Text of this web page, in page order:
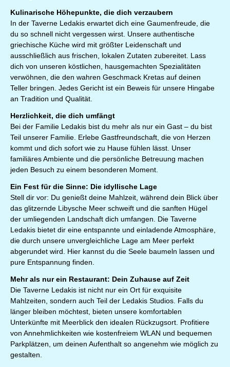
Kulinarische Höhepunkte, die dich verzaubern
In der Taverne Ledakis erwartet dich eine Gaumenfreude, die
du so schnell nicht vergessen wirst. Unsere authentische
griechische Küche wird mit größter Leidenschaft und
ausschließlich aus frischen, lokalen Zutaten zubereitet. Lass
dich von unseren köstlichen, hausgemachten Spezialitäten
verwöhnen, die den wahren Geschmack Kretas auf deinen
Teller bringen. Jedes Gericht ist ein Beweis für unsere Hingabe
an Tradition und Qualität.
Herzlichkeit, die dich umfängt
Bei der Familie Ledakis bist du mehr als nur ein Gast – du bist
Teil unserer Familie. Erlebe Gastfreundschaft, die von Herzen
kommt und dich sofort wie zu Hause fühlen lässt. Unser
familiäres Ambiente und die persönliche Betreuung machen
jeden Besuch zu einem besonderen Moment.
Ein Fest für die Sinne: Die idyllische Lage
Stell dir vor: Du genießt deine Mahlzeit, während dein Blick über
das glitzernde Libysche Meer schweift und die sanften Hügel
der umliegenden Landschaft dich umfangen. Die Taverne
Ledakis bietet dir eine entspannte und einladende Atmosphäre,
die durch unsere unvergleichliche Lage am Meer perfekt
abgerundet wird. Hier kannst du die Seele baumeln lassen und
pure Entspannung finden.
Mehr als nur ein Restaurant: Dein Zuhause auf Zeit
Die Taverne Ledakis ist nicht nur ein Ort für exquisite
Mahlzeiten, sondern auch Teil der Ledakis Studios. Falls du
länger bleiben möchtest, bieten unsere komfortablen
Unterkünfte mit Meerblick den idealen Rückzugsort. Profitiere
von Annehmlichkeiten wie kostenfreiem WLAN und bequemen
Parkplätzen, um deinen Aufenthalt so angenehm wie möglich zu
gestalten.